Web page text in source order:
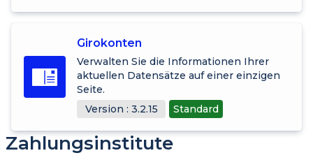
Girokonten
Verwalten Sie die Informationen Ihrer
aktuellen Datensätze auf einer einzigen
Seite.
Version : 3.2.15
Standard
Zahlungsinstitute